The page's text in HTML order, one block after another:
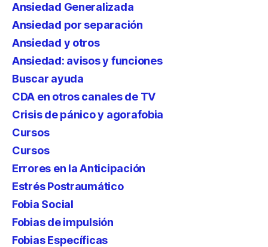
Ansiedad Generalizada
Ansiedad por separación
Ansiedad y otros
Ansiedad: avisos y funciones
Buscar ayuda
CDA en otros canales de TV
Crisis de pánico y agorafobia
Cursos
Cursos
Errores en la Anticipación
Estrés Postraumático
Fobia Social
Fobias de impulsión
Fobias Específicas